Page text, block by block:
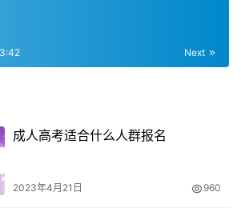
3000元，其费用以本地高校所在区
、地区的物价水平等。在选择函授学校
己的实际情况和需求，综合考虑各种因
学校和专业。
Next
成人高考适合什么人群报名
2023年4月21日 960